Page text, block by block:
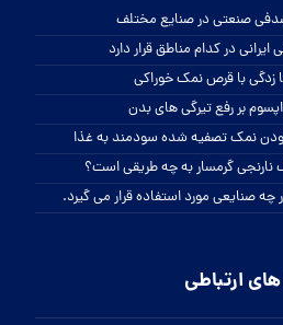
صنعتی در صنایع مختلف
در کدام مناطق قرار دارد
زدگی با قرص نمک خوراکی
بر رفع تیرگی های بدن
نمک تصفیه شده سودمند به غذا
گرمسار به چه طریقی است؟
صنایعی مورد استفاده قرار می گیرد.
های ارتباطی